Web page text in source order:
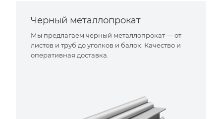
Черный металлопрокат
Мы предлагаем черный металлопрокат — от
листов и труб до уголков и балок. Качество и
оперативная доставка.